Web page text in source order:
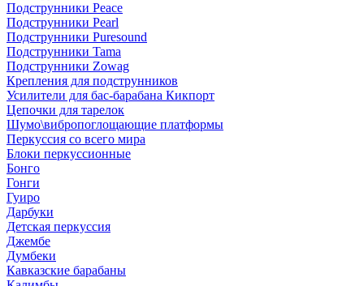
Подструнники Peace
Подструнники Pearl
Подструнники Puresound
Подструнники Tama
Подструнники Zowag
Крепления для подструнников
Усилители для бас-барабана Кикпорт
Цепочки для тарелок
Шумо\вибропоглощающие платформы
Перкуссия со всего мира
Блоки перкуссионные
Бонго
Гонги
Гуиро
Дарбуки
Детская перкуссия
Джембе
Думбеки
Кавказские барабаны